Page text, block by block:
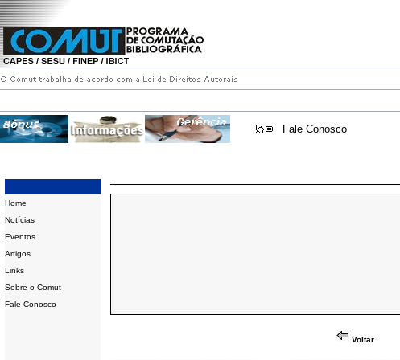
Fale Conosco
Home
Notícias
Eventos
Artigos
Links
Sobre o Comut
Fale Conosco
Voltar